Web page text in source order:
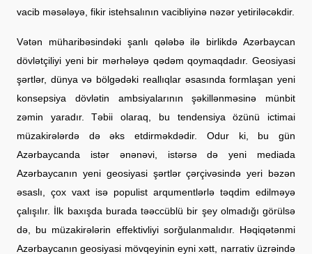
vacib məsələyə, fikir istehsalının vacibliyinə nəzər yetiriləcəkdir.
Vətən müharibəsindəki şanlı qələbə ilə birlikdə Azərbaycan
dövlətçiliyi yeni bir mərhələyə qədəm qoymaqdadır. Geosiyasi
şərtlər, dünya və bölgədəki reallıqlar əsasında formlaşan yeni
konsepsiya dövlətin ambsiyalarının şəkillənməsinə münbit
zəmin yaradır. Təbii olaraq, bu tendensiya özünü ictimai
müzakirələrdə də əks etdirməkdədir. Odur ki, bu gün
Azərbaycanda istər ənənəvi, istərsə də yeni mediada
Azərbaycanın yeni geosiyasi şərtlər çərçivəsində yeri bəzən
əsaslı, çox vaxt isə populist arqumentlərlə təqdim edilməyə
çalışılır. İlk baxışda burada təəccüblü bir şey olmadığı görülsə
də, bu müzakirələrin effektivliyi sorğulanmalıdır. Həqiqətənmi
Azərbaycanın geosiyasi mövqeyinin eyni xətt, narrativ üzrəində